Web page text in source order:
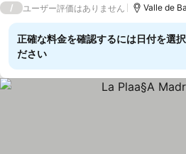
/ ユーザー評価はありません Valle de
正確な料金を確認するには日付を選
ださい